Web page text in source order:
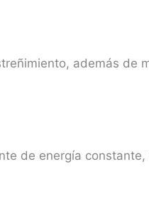
además de
de energía